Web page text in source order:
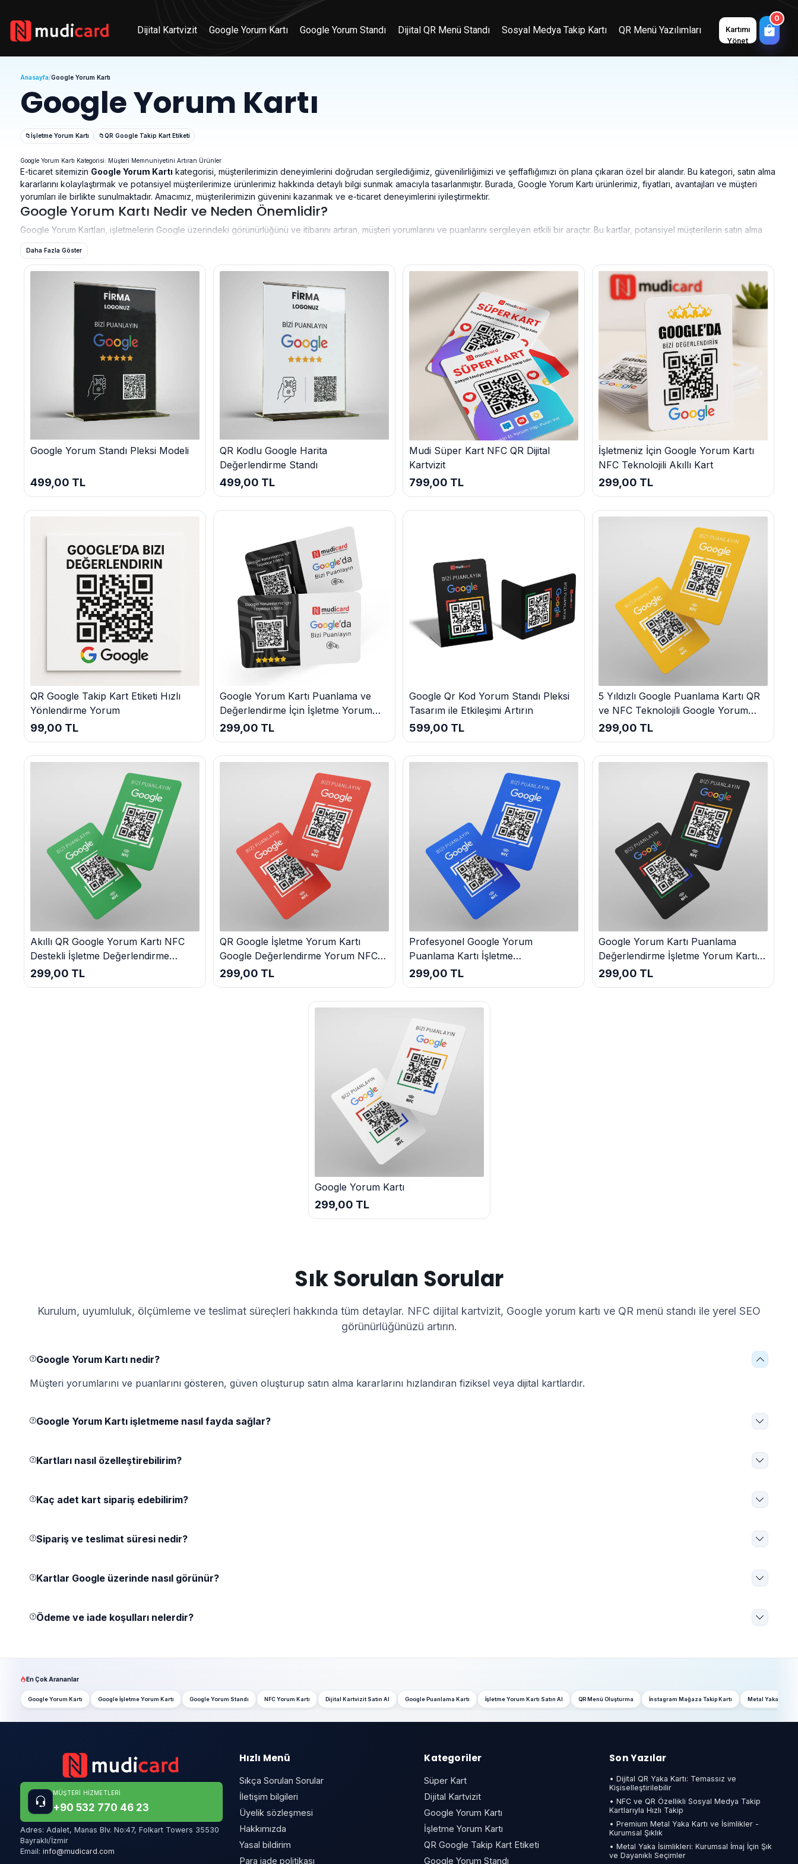
Dijital Kartvizit Google Yorum Kartı Google Yorum Standı Dijital QR Menü Standı Sosyal Medya Takip Kartı QR Menü Yazılımları
Kartımı
Yönet
0
Anasayfa/Google Yorum Kartı
Google Yorum Kartı
📁İşletme Yorum Kartı 📁QR Google Takip Kart Etiketi
Google Yorum Kartı Kategorisi: Müşteri Memnuniyetini Artıran Ürünler
E-ticaret sitemizin Google Yorum Kartı kategorisi, müşterilerimizin deneyimlerini doğrudan sergilediğimiz, güvenilirliğimizi ve şeffaflığımızı ön plana çıkaran özel bir alandır. Bu kategori, satın alma
kararlarını kolaylaştırmak ve potansiyel müşterilerimize ürünlerimiz hakkında detaylı bilgi sunmak amacıyla tasarlanmıştır. Burada, Google Yorum Kartı ürünlerimiz, fiyatları, avantajları ve müşteri
yorumları ile birlikte sunulmaktadır. Amacımız, müşterilerimizin güvenini kazanmak ve e-ticaret deneyimlerini iyileştirmektir.
Google Yorum Kartı Nedir ve Neden Önemlidir?
Google Yorum Kartları, işletmelerin Google üzerindeki görünürlüğünü ve itibarını artıran, müşteri yorumlarını ve puanlarını sergileyen etkili bir araçtır. Bu kartlar, potansiyel müşterilerin satın alma
kararlarını etkileyen önemli bir faktördür. Özellikle e-ticaret sitelerinde, fiziki temasın olmaması nedeniyle, müşteri yorumları ve değerlendirmeler, ürünler hakkında güven oluşturmak için kritik
öneme sahiptir. Google Yorum Kartlarımız, müşterilerimizin ürünlerimiz hakkındaki düşüncelerini şeffaf bir şekilde sunarak, güvenilirliğimizi pekiştirir ve satışlarımızı artırır.
Google Yorum Kartı Kategorimizde Neler Bulabilirsiniz?
Bu kategorimizde, farklı ihtiyaçlara ve bütçelere uygun çeşitli Google Yorum Kartı çözümleri bulabilirsiniz. Ürünlerimiz, işletmenizin büyüklüğüne ve hedeflerine göre özelleştirilebilir. İşte
kategorimizde bulabileceğiniz bazı ürünler:
Basit Google Yorum Kartları:Temel ihtiyaçları karşılayan, uygun fiyatlı seçenekler.
Özelleştirilebilir Google Yorum Kartları:
İşletmenizin markasına uygun renk ve tasarımlarla özelleştirilebilir kartlar.
Google Yorum Kartı Paketleri:
Birden fazla kartı içeren, avantajlı fiyatlarla sunulan paketler.
Dijital Google Yorum Kartları:
Online ortamda kullanılabilen, hızlı ve pratik çözümler.
Google Yorum Kartı Fiyatları ve Satın Alma Süreci
Google Yorum Kartı fiyatlarımız, seçtiğiniz ürünün özelliklerine, özelleştirme seçeneklerine ve adetine göre değişiklik göstermektedir. Her bütçeye uygun seçenekler sunarak, işletmenizin
büyüklüğünden bağımsız olarak Google Yorum Kartı kullanmanızı sağlıyoruz. Satın alma süreci oldukça basittir. Ürünlerimizi inceledikten sonra, sepetinize ekleyebilir, güvenli ödeme
yöntemlerimizden birini kullanarak siparişinizi tamamlayabilirsiniz. Siparişiniz, en kısa sürede hazırlanıp size ulaştırılacaktır.
Sıkça Sorulan Sorular (SSS)
Google Yorum Kartları, müşterilerinizin Google üzerinden işletmeniz hakkında yorum yapmasını sağlar. Bu yorumlar, kart üzerinde görüntülenerek potansiyel müşterilerinize ürünleriniz ve
hizmetleriniz hakkında bilgi verir.
Google Yorum Kartları, marka güvenilirliğini artırır, müşteri sadakatini güçlendirir, arama motoru sıralamalarını iyileştirir ve satışları artırır.
Google Yorum Kartı siparişi nasıl verebilirim?
Kategori sayfamızdaki ürünleri inceledikten sonra, beğendiğiniz ürünü sepetinize ekleyerek, ödeme adımlarını takip edebilirsiniz.
Neden Bizden Google Yorum Kartı Satın Almalısınız?
Biz, Google Yorum Kartı konusunda uzmanlaşmış bir ekibe sahibiz. Müşteri memnuniyetini ön planda tutarak, kaliteli ürünler ve mükemmel hizmet sunuyoruz. Geniş ürün yelpazemiz, uygun
fiyatlarımız ve hızlı teslimatımız ile e-ticaret sitenizin başarısına katkıda bulunuyoruz. Google Yorum Kartı satın almak için doğru yerdesiniz!
Hemen Satın Alın ve Müşteri Memnuniyetini Artırın
Daha Fazla Göster
Google Yorum Standı Pleksi Modeli
499,00 TL
QR Kodlu Google Harita
Değerlendirme Standı
499,00 TL
Mudi Süper Kart NFC QR Dijital
Kartvizit
799,00 TL
İşletmeniz İçin Google Yorum Kartı
NFC Teknolojili Akıllı Kart
299,00 TL
QR Google Takip Kart Etiketi Hızlı
Yönlendirme Yorum
99,00 TL
Google Yorum Kartı Puanlama ve
Değerlendirme İçin İşletme Yorum
Kartı
299,00 TL
Google Qr Kod Yorum Standı Pleksi
Tasarım ile Etkileşimi Artırın
599,00 TL
5 Yıldızlı Google Puanlama Kartı QR
ve NFC Teknolojili Google Yorum
Kartı
299,00 TL
Akıllı QR Google Yorum Kartı NFC
Destekli İşletme Değerlendirme
Puanlama Kart
299,00 TL
QR Google İşletme Yorum Kartı
Google Değerlendirme Yorum NFC
Google Puanlama Kart
299,00 TL
Profesyonel Google Yorum
Puanlama Kartı İşletme
Değerlendirme Kart Müşteri Geri
299,00 TL
Google Yorum Kartı Puanlama
Değerlendirme İşletme Yorum Kartı
Siyah
299,00 TL
Google Yorum Kartı
299,00 TL
Sık Sorulan Sorular
Kurulum, uyumluluk, ölçümleme ve teslimat süreçleri hakkında tüm detaylar. NFC dijital kartvizit, Google yorum kartı ve QR menü standı ile yerel SEO
görünürlüğünüzü artırın.
Google Yorum Kartı nedir?
Müşteri yorumlarını ve puanlarını gösteren, güven oluşturup satın alma kararlarını hızlandıran fiziksel veya dijital kartlardır.
Google Yorum Kartı işletmeme nasıl fayda sağlar?
Kartları nasıl özelleştirebilirim?
Kaç adet kart sipariş edebilirim?
Sipariş ve teslimat süresi nedir?
Kartlar Google üzerinde nasıl görünür?
Ödeme ve iade koşulları nelerdir?
En Çok Arananlar
Google Yorum Kartı Google İşletme Yorum Kartı Google Yorum Standı NFC Yorum Kartı Dijital Kartvizit Satın Al Google Puanlama Kartı İşletme Yorum Kartı Satın Al QR Menü Oluşturma İnstagram Mağaza Takip Kartı Metal Yaka İsimlik
MÜŞTERI HIZMETLERI
+90 532 770 46 23
Adres: Adalet, Manas Blv. No:47, Folkart Towers 35530
Bayraklı/İzmir
Email: info@mudicard.com
Hızlı Menü
Sıkça Sorulan Sorular
İletişim bilgileri
Üyelik sözleşmesi
Hakkımızda
Yasal bildirim
Para iade politikası
Kategoriler
Süper Kart
Dijital Kartvizit
Google Yorum Kartı
İşletme Yorum Kartı
QR Google Takip Kart Etiketi
Google Yorum Standı
Son Yazılar
• Dijital QR Yaka Kartı: Temassız ve
Kişiselleştirilebilir
• NFC ve QR Özellikli Sosyal Medya Takip
Kartlarıyla Hızlı Takip
• Premium Metal Yaka Kartı ve İsimlikler -
Kurumsal Şıklık
• Metal Yaka İsimlikleri: Kurumsal İmaj İçin Şık
ve Dayanıklı Seçimler